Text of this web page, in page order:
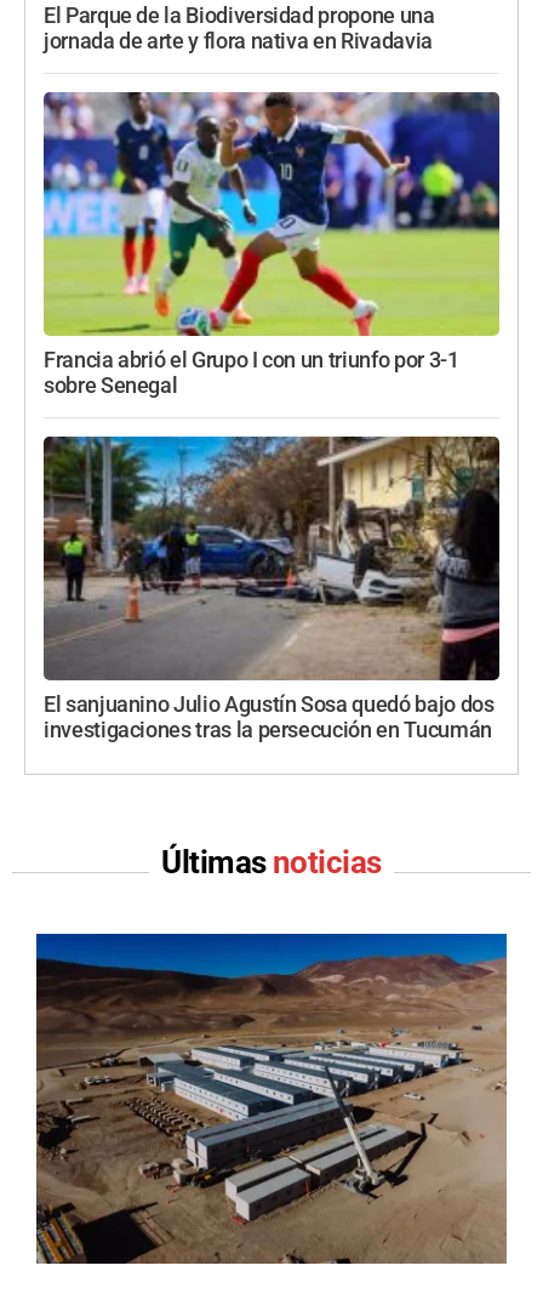
El Parque de la Biodiversidad propone una
jornada de arte y flora nativa en Rivadavia
Francia abrió el Grupo I con un triunfo por 3-1
sobre Senegal
El sanjuanino Julio Agustín Sosa quedó bajo dos
investigaciones tras la persecución en Tucumán
Últimas noticias